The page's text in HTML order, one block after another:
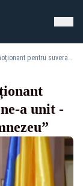
Călin Georgescu, mesaj emoționant pentru suveraniști: „Iubirea ne-a unit - unii cu alții și noi toți cu Dumnezeu”
a unit -